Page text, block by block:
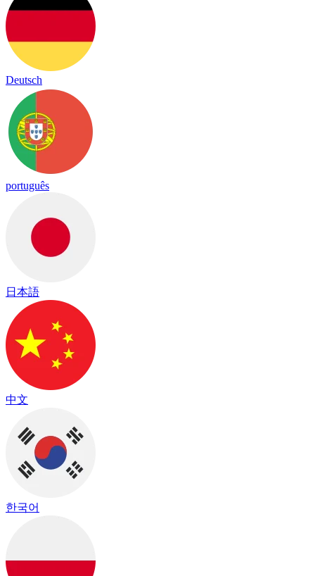
Deutsch
português
日本語
中文
한국어